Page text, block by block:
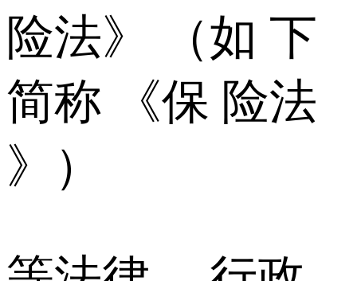
险法》 （如 下
简称 《保 险法
》）